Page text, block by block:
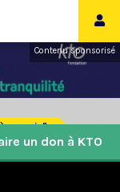
Contenu sponsorisé
mourir"
un don à KTO